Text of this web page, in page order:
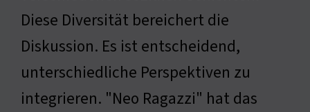
Diese Diversität bereichert die
Diskussion. Es ist entscheidend,
unterschiedliche Perspektiven zu
integrieren. "Neo Ragazzi" hat das